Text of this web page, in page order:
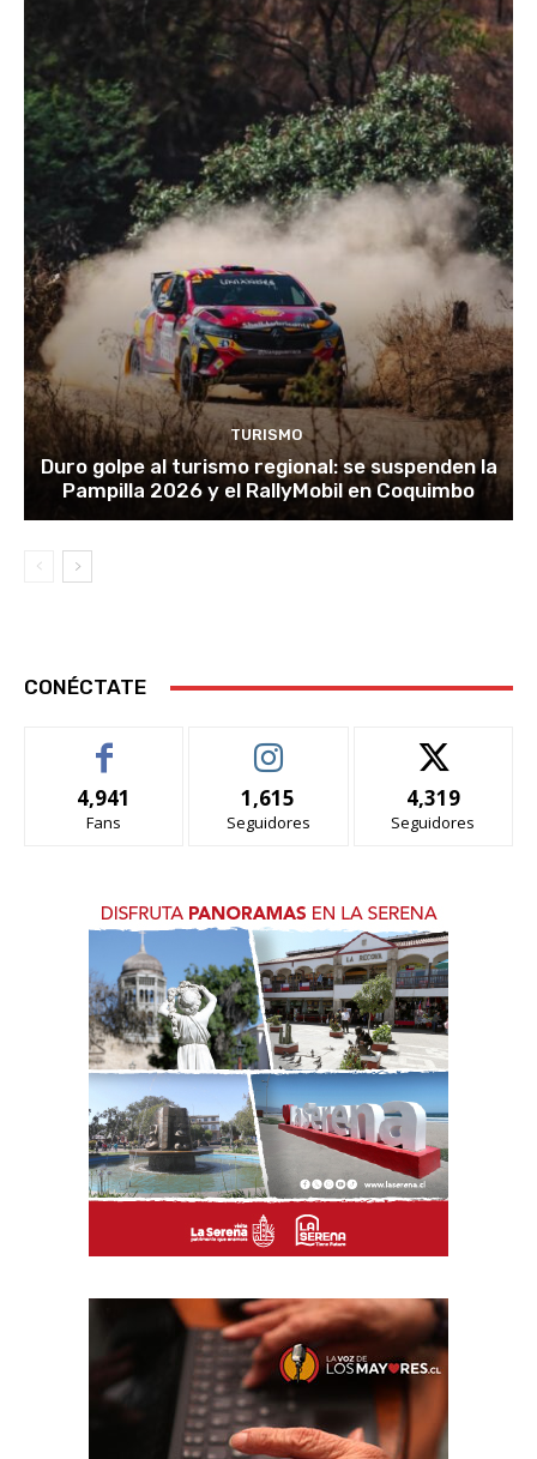
TURISMO
Duro golpe al turismo regional: se suspenden la
Pampilla 2026 y el RallyMobil en Coquimbo
CONÉCTATE
4,941
Fans
1,615
Seguidores
4,319
Seguidores